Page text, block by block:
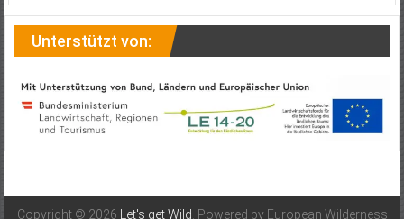
Unterstützt von:
Copyright © 2026 Let's get Wild . Powered by European Wilderness